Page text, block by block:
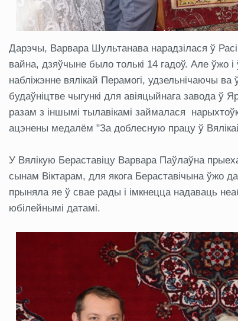
Дарэчы, Варвара Шультанава нарадзілася ў
вайна, дзяўчыне было толькі 14 гадоў. Але ўжо
набліжэнне вялікай Перамогі, удзельнічаючы
будаўніцтве чыгункі для авіяцыйнага завода ў
разам з іншымі тылавікамі займалася
ацэнены медалём "За доблесную працу ў
У Вялікую Бераставіцу Варвара Паўлаўна
сынам Віктарам, для якога Бераставічына ўжо
прыняла яе ў свае рады і імкнецца надаваць
юбілейнымі датамі.